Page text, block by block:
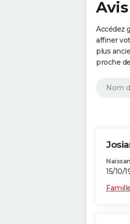
Accédez
affiner
plus
proche
15/10/